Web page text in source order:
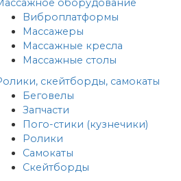
оборудование
Виброплатформы
Массажеры
Массажные кресла
Массажные столы
скейтборды, самокаты
Беговелы
Запчасти
Пого-стики (кузнечики)
Ролики
Самокаты
Скейтборды